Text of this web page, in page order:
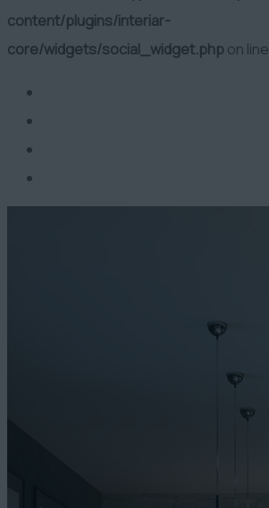
content/plugins/interiar-
core/widgets/social_widget.php on line